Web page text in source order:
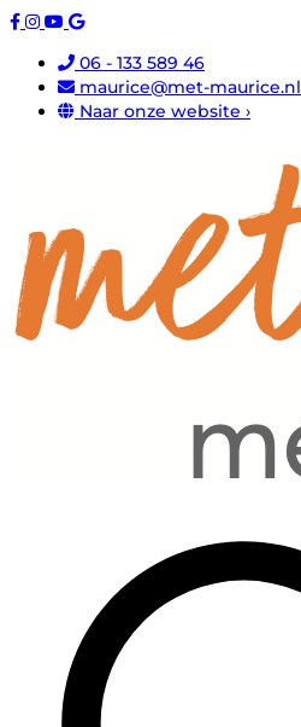
06 - 133 589 46
maurice@met-maurice.nl
Naar onze website ›